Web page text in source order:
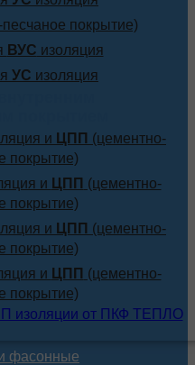
покрытие)
ВУС изоляция
УС изоляция
и ЦПП (цементно-
покрытие)
и ЦПП (цементно-
покрытие)
и ЦПП (цементно-
покрытие)
и ЦПП (цементно-
покрытие)
фасонные